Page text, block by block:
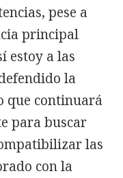
pese a
principal
estoy a las
la
que continuará
para buscar
las
con la